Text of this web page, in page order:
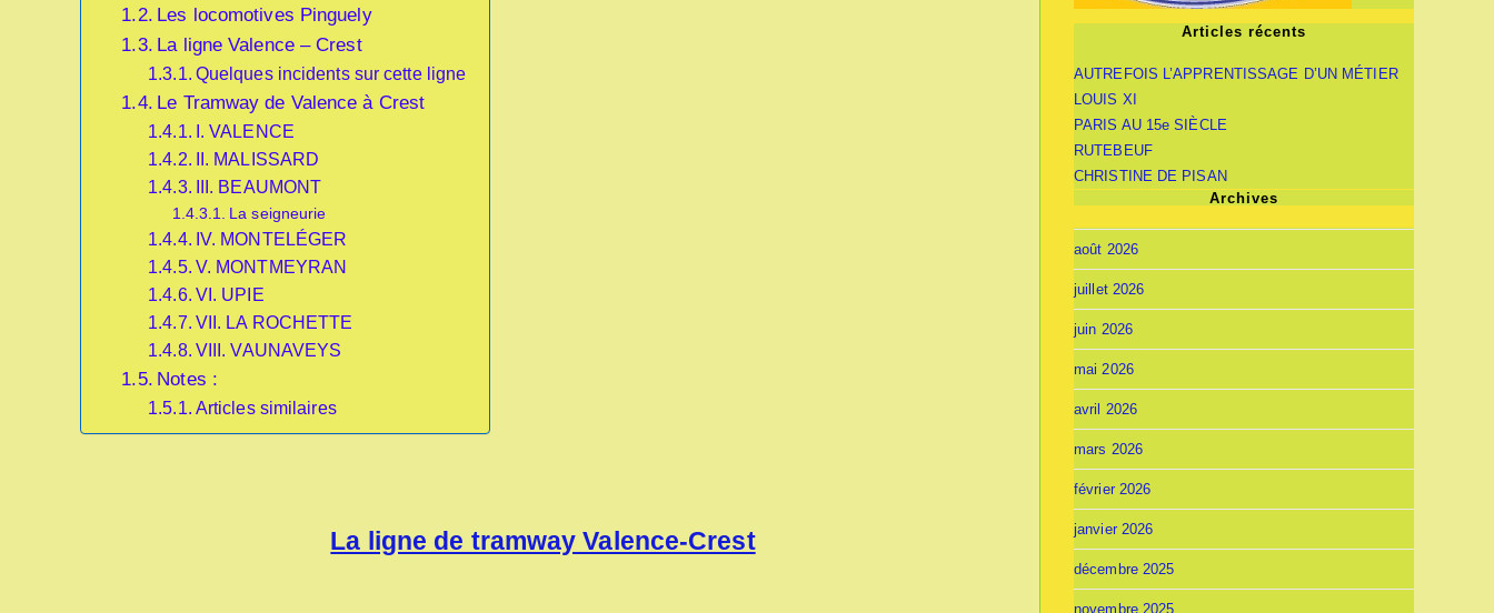
Les locomotives Pinguely
La ligne Valence – Crest
Quelques incidents sur cette ligne
Le Tramway de Valence à Crest
I. VALENCE
II. MALISSARD
III. BEAUMONT
La seigneurie
IV. MONTELÉGER
V. MONTMEYRAN
VI. UPIE
VII. LA ROCHETTE
VIII. VAUNAVEYS
Notes :
Articles similaires
La ligne de tramway Valence-Crest
Articles récents
AUTREFOIS L’APPRENTISSAGE D’UN MÉTIER
LOUIS XI
PARIS AU 15e SIÈCLE
RUTEBEUF
CHRISTINE DE PISAN
Archives
août 2026
juillet 2026
juin 2026
mai 2026
avril 2026
mars 2026
février 2026
janvier 2026
décembre 2025
novembre 2025